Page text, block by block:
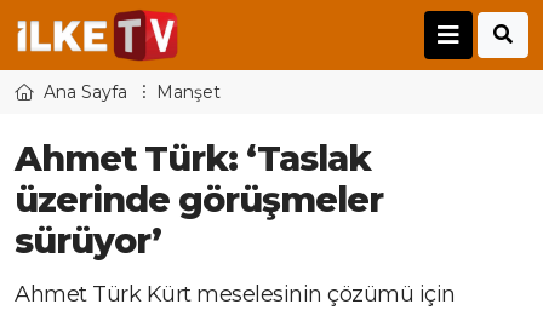
Ana Sayfa Manşet
Ahmet Türk: ‘Taslak
üzerinde görüşmeler
sürüyor’
Ahmet Türk Kürt meselesinin çözümü için